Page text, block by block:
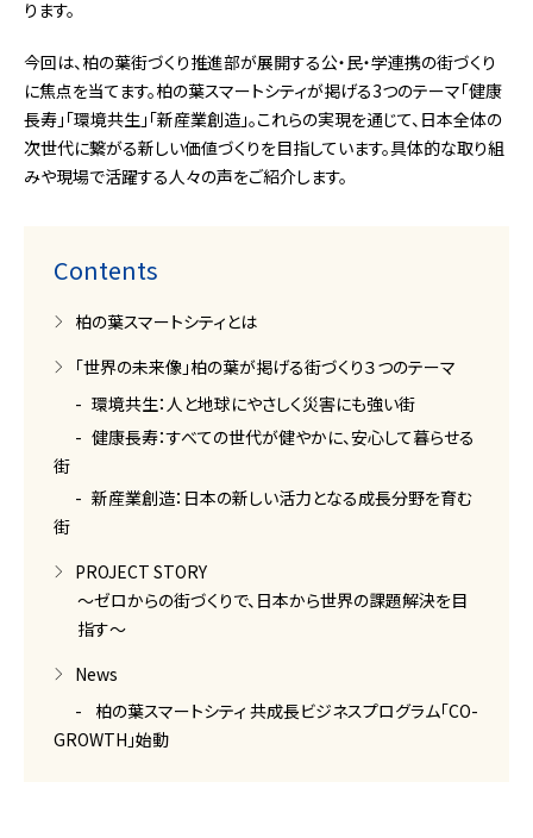
ります。
今回は、柏の葉街づくり推進部が展開する公・民・学連携の街づくり
に焦点を当てます。柏の葉スマートシティが掲げる3つのテーマ「健康
長寿」「環境共生」「新産業創造」。これらの実現を通じて、日本全体の
次世代に繋がる新しい価値づくりを目指しています。具体的な取り組
みや現場で活躍する人々の声をご紹介します。
Contents
柏の葉スマートシティとは
「世界の未来像」柏の葉が掲げる街づくり３つのテーマ
環境共生：人と地球にやさしく災害にも強い街
健康長寿：すべての世代が健やかに、安心して暮らせる
街
新産業創造：日本の新しい活力となる成長分野を育む
街
PROJECT STORY
～ゼロからの街づくりで、日本から世界の課題解決を目
指す～
News
柏の葉スマートシティ 共成長ビジネスプログラム「CO-
GROWTH」始動